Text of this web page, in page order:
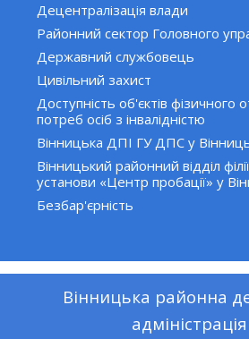
Децентралізація влади
Районний сектор Головного
Державний службовець
Цивільний захист
Доступність об'єктів фізичного
потреб осіб з інвалідністю
Вінницька ДПІ ГУ ДПС у
Вінницький районний відділ
установи «Центр пробації» у
Безбар'єрність
Вінницька районна
адміністрація